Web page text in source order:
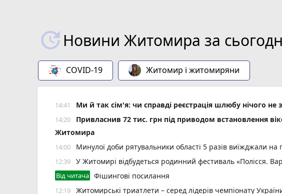
Новини Житомира за
COVID-19 Житомир і житомиряни
14:41 Ми й так сім'я: чи справді реєстрація шлюбу нічого не
14:20
Привласнив 72 тис. грн під приводом встановлення
Житомира
14:00 Минулої доби рятувальники області 5 разів виїжджали на
12:39 У Житомирі відбудеться родинний фестиваль «Полісся.
Від читача Фішингові посилання
12:19 Житомирські триатлети – серед лідерів чемпіонату